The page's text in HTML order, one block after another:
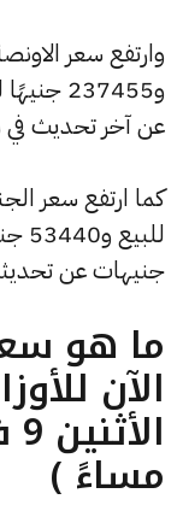
عن آخر تحديث في
جنيهات عن
الآن
مساءً )